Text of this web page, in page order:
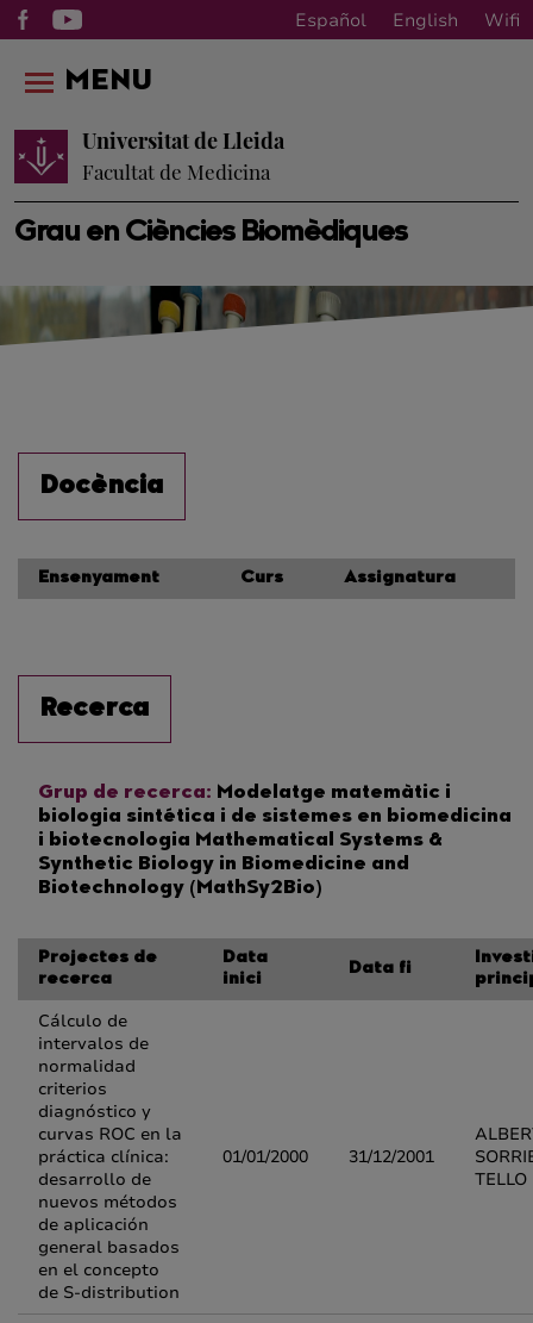
Español English Wifi
Grau en Ciències Biomèdiques
Universitat de Lleida
Facultat de Medicina
MENU
Docència
Ensenyament Curs Assignatura
Recerca
Grup de recerca: Modelatge matemàtic i
biologia sintética i de sistemes en biomedicina
i biotecnologia Mathematical Systems &
Synthetic Biology in Biomedicine and
Biotechnology (MathSy2Bio)
Projectes de
recerca
Data
inici
Data fi
Cálculo de
intervalos de
normalidad
criterios
diagnóstico y
curvas ROC en la
práctica clínica:
desarrollo de
nuevos métodos
de aplicación
general basados
en el concepto
de S-distribution
01/01/2000 31/12/2001
TELLO